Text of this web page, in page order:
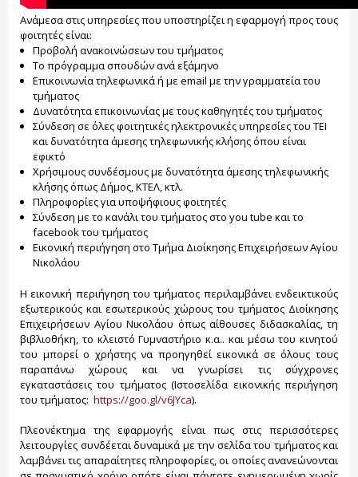
Ανάμεσα στις υπηρεσίες που υποστηρίζει η εφαρμογή προς τους
φοιτητές είναι:
Προβολή ανακοινώσεων του τμήματος
Το πρόγραμμα σπουδών ανά εξάμηνο
Επικοινωνία τηλεφωνικά ή με email με την γραμματεία του
τμήματος
Δυνατότητα επικοινωνίας με τους καθηγητές του τμήματος
Σύνδεση σε όλες φοιτητικές ηλεκτρονικές υπηρεσίες του ΤΕΙ
και δυνατότητα άμεσης τηλεφωνικής κλήσης όπου είναι
εφικτό
Χρήσιμους συνδέσμους με δυνατότητα άμεσης τηλεφωνικής
κλήσης όπως Δήμος, ΚΤΕΛ, κτλ.
Πληροφορίες για υποψήφιους φοιτητές
Σύνδεση με το κανάλι του τμήματος στο you tube και το
facebook του τμήματος
Εικονική περιήγηση στο Τμήμα Διοίκησης Επιχειρήσεων Αγίου
Νικολάου
Η εικονική περιήγηση του τμήματος περιλαμβάνει ενδεικτικούς
εξωτερικούς και εσωτερικούς χώρους του τμήματος Διοίκησης
Επιχειρήσεων Αγίου Νικολάου όπως αίθουσες διδασκαλίας, τη
βιβλιοθήκη, το κλειστό Γυμναστήριο κ.α.. και μέσω του κινητού
του μπορεί ο χρήστης να προηγηθεί εικονικά σε όλους τους
παραπάνω χώρους και να γνωρίσει τις σύγχρονες
εγκαταστάσεις του τμήματος (Ιστοσελίδα εικονικής περιήγηση
του τμήματος: https://goo.gl/v6JYca).
Πλεονέκτημα της εφαρμογής είναι πως στις περισσότερες
λειτουργίες συνδέεται δυναμικά με την σελίδα του τμήματος και
λαμβάνει τις απαραίτητες πληροφορίες, οι οποίες ανανεώνονται